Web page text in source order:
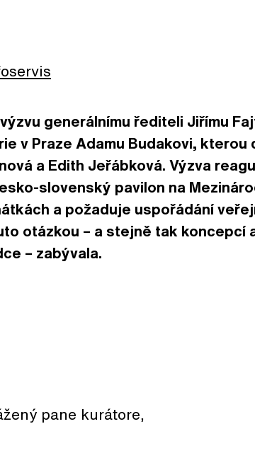
generálnímu řediteli Jiřímu
v Praze Adamu Budakovi,
a Edith Jeřábková. Výzva
slovenský pavilon na
a požaduje uspořádání
otázkou – a stejně tak koncepcí
– zabývala.
pane kurátore,